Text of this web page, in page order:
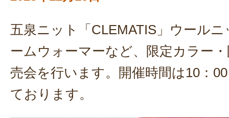
五泉ニット「CLEMATIS」ウール
ームウォーマーなど、限定カラー
売会を行います。開催時間は10：
ております。